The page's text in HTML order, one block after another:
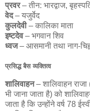
प्रवर– तीन: भारद्वाज,
वेद– यजुर्वेद
कुलदेवी– कालिका माता
इष्टदेव– भगवान शिव
ध्वज– आसमानी तथा नाग-
प्रसिद्ध बैस व्यक्तित्व
शालिवाहन– शालिवाहन
भी जाना जाता है) को
जाता है कि उन्होंने वर्ष 78